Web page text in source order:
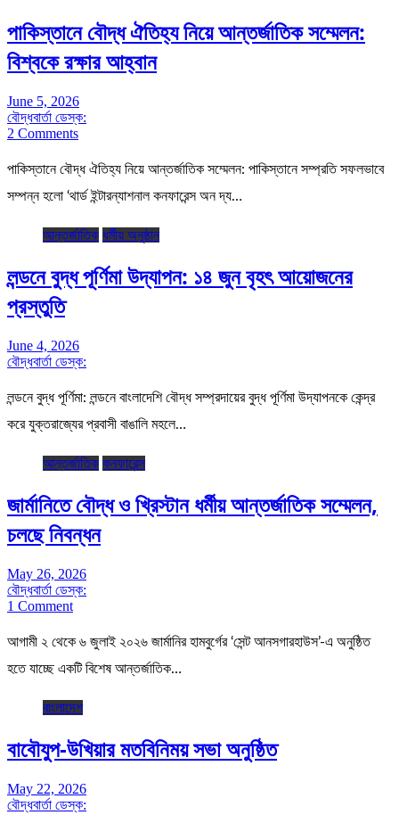
পাকিস্তানে বৌদ্ধ ঐতিহ্য নিয়ে আন্তর্জাতিক সম্মেলন:
বিশ্বকে রক্ষার আহ্বান
June 5, 2026
বৌদ্ধবার্তা ডেস্ক:
2 Comments
পাকিস্তানে বৌদ্ধ ঐতিহ্য নিয়ে আন্তর্জাতিক সম্মেলন: পাকিস্তানে সম্প্রতি সফলভাবে
সম্পন্ন হলো ‘থার্ড ইন্টারন্যাশনাল কনফারেন্স অন দ্য…
আন্তর্জাতিক ধর্মীয় অনুষ্ঠান
লন্ডনে বুদ্ধ পূর্ণিমা উদ্‌যাপন: ১৪ জুন বৃহৎ আয়োজনের
প্রস্তুতি
June 4, 2026
বৌদ্ধবার্তা ডেস্ক:
লন্ডনে বুদ্ধ পূর্ণিমা: লন্ডনে বাংলাদেশি বৌদ্ধ সম্প্রদায়ের বুদ্ধ পূর্ণিমা উদ্‌যাপনকে কেন্দ্র
করে যুক্তরাজ্যের প্রবাসী বাঙালি মহলে…
আন্তর্জাতিক কনফারেন্স
জার্মানিতে বৌদ্ধ ও খ্রিস্টান ধর্মীয় আন্তর্জাতিক সম্মেলন,
চলছে নিবন্ধন
May 26, 2026
বৌদ্ধবার্তা ডেস্ক:
1 Comment
আগামী ২ থেকে ৬ জুলাই ২০২৬ জার্মানির হামবুর্গের ‘সেন্ট আনসগারহাউস’-এ অনুষ্ঠিত
হতে যাচ্ছে একটি বিশেষ আন্তর্জাতিক…
বাংলাদেশ
বাবৌযুপ-উখিয়ার মতবিনিময় সভা অনুষ্ঠিত
May 22, 2026
বৌদ্ধবার্তা ডেস্ক: